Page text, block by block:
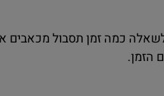
כמה זמן תסבול מכאבים
הזמן.